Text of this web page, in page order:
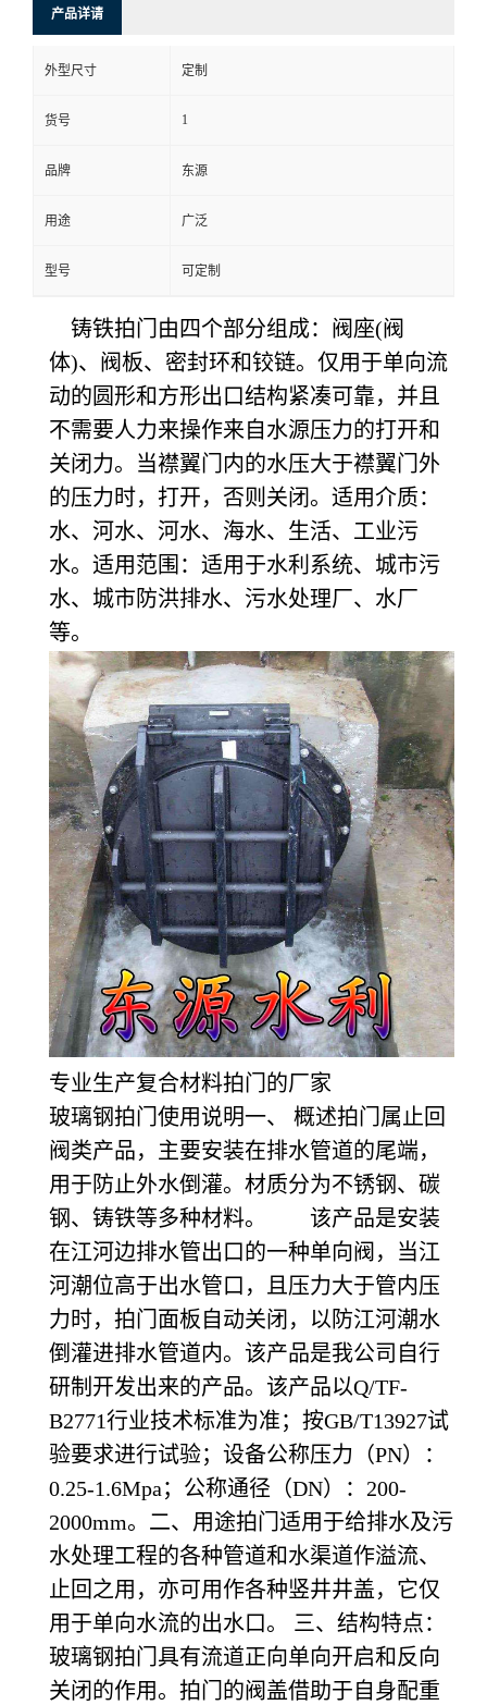
产品详请
外型尺寸 定制
货号 1
品牌 东源
用途 广泛
型号 可定制
铸铁拍门由四个部分组成：阀座(阀
体)、阀板、密封环和铰链。仅用于单向流
动的圆形和方形出口结构紧凑可靠，并且
不需要人力来操作来自水源压力的打开和
关闭力。当襟翼门内的水压大于襟翼门外
的压力时，打开，否则关闭。适用介质：
水、河水、河水、海水、生活、工业污
水。适用范围：适用于水利系统、城市污
水、城市防洪排水、污水处理厂、水厂
等。
专业生产复合材料拍门的厂家
玻璃钢拍门使用说明一、 概述拍门属止回
阀类产品，主要安装在排水管道的尾端，
用于防止外水倒灌。材质分为不锈钢、碳
钢、铸铁等多种材料。 该产品是安装
在江河边排水管出口的一种单向阀，当江
河潮位高于出水管口，且压力大于管内压
力时，拍门面板自动关闭，以防江河潮水
倒灌进排水管道内。该产品是我公司自行
研制开发出来的产品。该产品以Q/TF-
B2771行业技术标准为准；按GB/T13927试
验要求进行试验；设备公称压力（PN）：
0.25-1.6Mpa；公称通径（DN）：200-
2000mm。二、用途拍门适用于给排水及污
水处理工程的各种管道和水渠道作溢流、
止回之用，亦可用作各种竖井井盖，它仅
用于单向水流的出水口。 三、结构特点：
玻璃钢拍门具有流道正向单向开启和反向
关闭的作用。拍门的阀盖借助于自身配重